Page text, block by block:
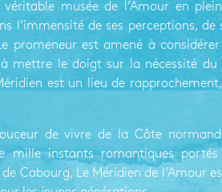
véritable musée de l’Amour en
l’immensité de ses perceptions, de
promeneur est amené à
à mettre le doigt sur la nécessité
est un lieu de
de vivre de la Côte
mille instants romantiques
Cabourg, Le Méridien de l’Amour